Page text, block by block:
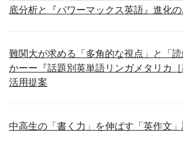
底分析と『パワーマックス英語』進化の
難関大が求める「多角的な視点」と「
かーー『話題別英単語リンガメタリカ
活用提案
中高生の「書く力」を伸ばす「英作文